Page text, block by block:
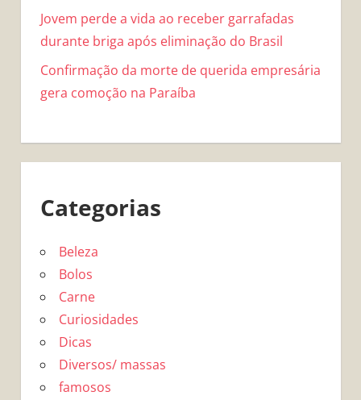
Jovem perde a vida ao receber garrafadas
durante briga após eliminação do Brasil
Confirmação da morte de querida empresária
gera comoção na Paraíba
Categorias
Beleza
Bolos
Carne
Curiosidades
Dicas
Diversos/ massas
famosos